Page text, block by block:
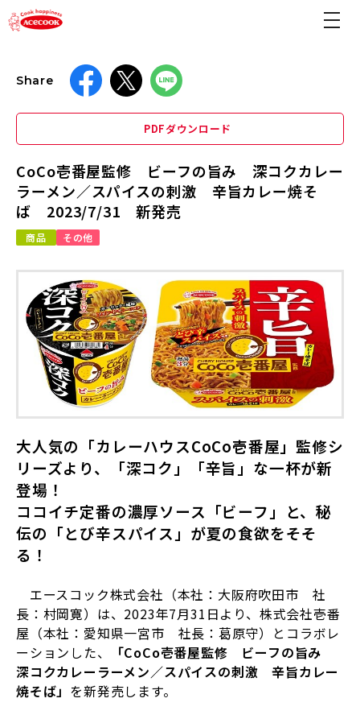
Share
PDFダウンロード
CoCo壱番屋監修 ビーフの旨み 深コクカレー
ラーメン／スパイスの刺激 辛旨カレー焼そ
ば 2023/7/31 新発売
商品 その他
大人気の「カレーハウスCoCo壱番屋」監修シ
リーズより、「深コク」「辛旨」な一杯が新
登場！
ココイチ定番の濃厚ソース「ビーフ」と、秘
伝の「とび辛スパイス」が夏の食欲をそそ
る！
エースコック株式会社（本社：大阪府吹田市 社
長：村岡寛）は、 2023年7月31 日より、株式会社壱番
屋（本社：愛知県一宮市 社長：葛原守）とコラボレ
ーションした、
「CoCo壱番屋監修 ビーフの旨み
深コクカレーラーメン／スパイスの刺激 辛旨カレー
焼そば」 を新発売します。